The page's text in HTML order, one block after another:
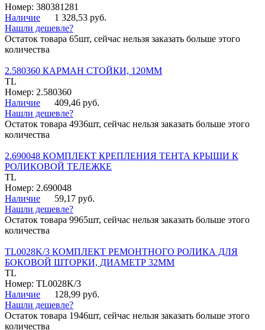
Номер: 380381281
Наличие
1 328,53 руб.
Нашли дешевле?
Остаток товара 65шт, сейчас нельзя заказать больше этого
количества
2.580360 КАРМАН СТОЙКИ, 120ММ
TL
Номер: 2.580360
Наличие
409,46 руб.
Нашли дешевле?
Остаток товара 4936шт, сейчас нельзя заказать больше этого
количества
2.690048 КОМПЛЕКТ КРЕПЛЕНИЯ ТЕНТА КРЫШИ К
РОЛИКОВОЙ ТЕЛЕЖКЕ
TL
Номер: 2.690048
Наличие
59,17 руб.
Нашли дешевле?
Остаток товара 9965шт, сейчас нельзя заказать больше этого
количества
TL0028K/3 КОМПЛЕКТ РЕМОНТНОГО РОЛИКА ДЛЯ
БОКОВОЙ ШТОРКИ, ДИАМЕТР 32ММ
TL
Номер: TL0028K/3
Наличие
128,99 руб.
Нашли дешевле?
Остаток товара 1946шт, сейчас нельзя заказать больше этого
количества